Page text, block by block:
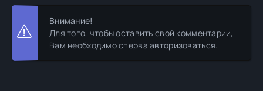
Внимание!
Для того, чтобы оставить свой комментарии,
Вам необходимо сперва авторизоваться.